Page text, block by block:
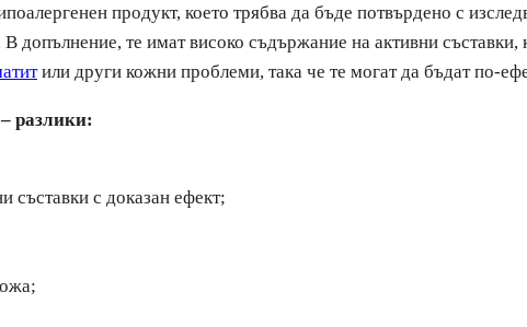
продукт, което трябва да бъде потвърдено с
допълнение, те имат високо съдържание на активни съставки,
или други кожни проблеми, така че те могат да бъдат по-
разлики:
съставки с доказан ефект;